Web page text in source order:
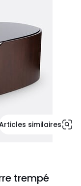
similaires
trempé